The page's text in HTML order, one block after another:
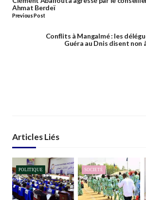
Ahmat Berdeï
Previous Post
Conflits à Mangalmé : les
Guéra au Dnis disent non
Articles Liés
POLITIQUE SOCIETÉ